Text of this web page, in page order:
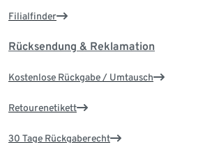
Filialfinder
Rücksendung & Reklamation
Kostenlose Rückgabe / Umtausch
Retourenetikett
30 Tage Rückgaberecht